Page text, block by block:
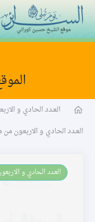
العـدد الحادي و
العـدد الحادي و الاربعون
العـدد الحادي و الاربعون من مجلة شعائر